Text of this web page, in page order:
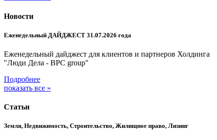
Новости
Еженедельный ДАЙДЖЕСТ 31.07.2026 года
Еженедельный дайджест для клиентов и партнеров Холдинга
"Люди Дела - BPC group"
Подробнее
показать все »
Статьи
Земля, Недвижимость, Строительство, Жилищное право, Лизинг